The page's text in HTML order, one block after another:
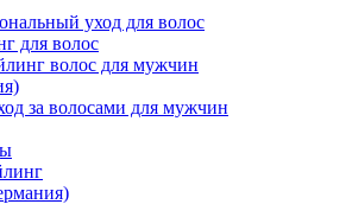
уход для волос
для волос
волос для мужчин
за волосами для мужчин